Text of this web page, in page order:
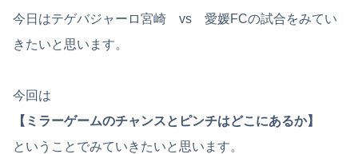
今日はテゲバジャーロ宮崎 vs 愛媛FCの試合をみてい
きたいと思います。
今回は
【ミラーゲームのチャンスとピンチはどこにあるか】
ということでみていきたいと思います。